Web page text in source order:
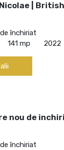
|
închiriat
141 mp 2022
nou de
închiriat